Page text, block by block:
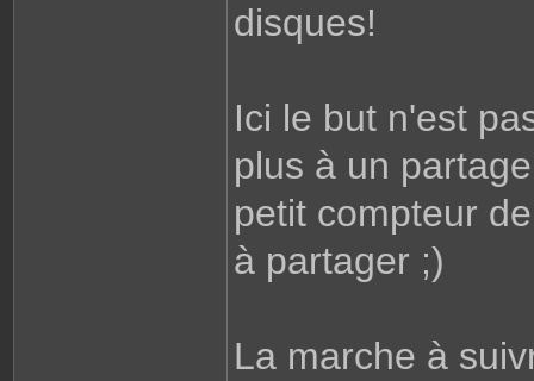
disques!
Ici le but n'est
plus à un
petit compteur
à partager ;)
La marche à